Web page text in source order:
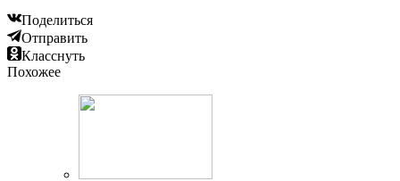
Поделиться
Отправить
Класснуть
Похожее